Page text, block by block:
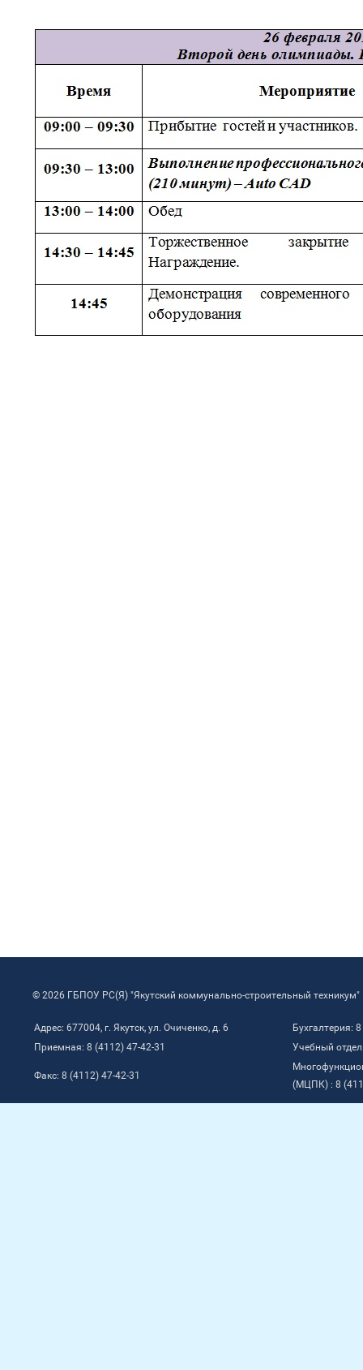
© 2026 ГБПОУ РС(Я) "Якутский коммунально-строительный техникум"
Адрес: 677004, г. Якутск, ул. Очиченко, д. 6
Бухгалтерия:
Приемная: 8 (4112) 47-42-31
Учебный
Факс: 8 (4112) 47-42-31
(МЦПК) : 8